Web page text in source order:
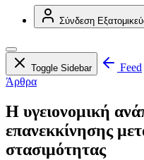
Σύνδεση
Toggle Sidebar
Feed
Άρθρα
Η υγειονομική
επανεκκίνησης
στασιμότητας